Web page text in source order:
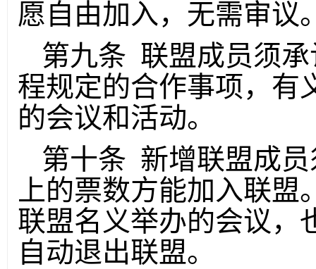
愿自由加入，无需审议
第九条 联盟成员须
程规定的合作事项，有
的会议和活动。
第十条 新增联盟成
上的票数方能加入联盟
联盟名义举办的会议，
自动退出联盟。